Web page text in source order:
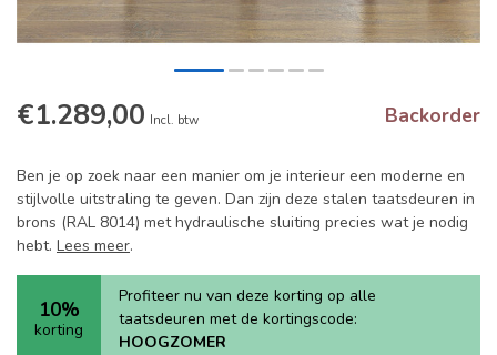
€1.289,00 Incl. btw Backorder
Ben je op zoek naar een manier om je interieur een moderne en
stijlvolle uitstraling te geven. Dan zijn deze stalen taatsdeuren in
brons (RAL 8014) met hydraulische sluiting precies wat je nodig
hebt. Lees meer.
10%
korting
Profiteer nu van deze korting op alle
taatsdeuren met de kortingscode:
HOOGZOMER